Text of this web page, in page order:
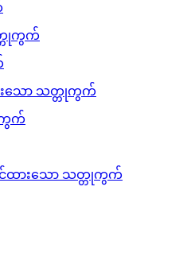
တ္တုကွက်
သော သတ္တုကွက်
ကွက်
ားသော သတ္တုကွက်